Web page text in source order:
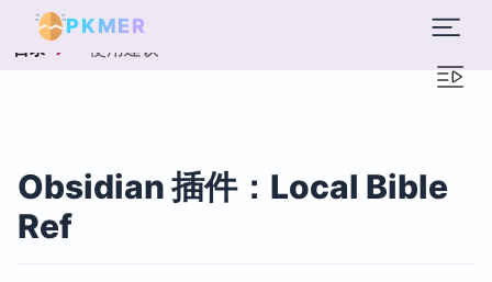
PKMER
目录 使用建议
Obsidian 插件：Local Bible
Ref